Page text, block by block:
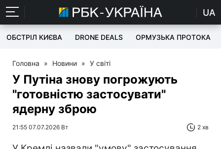
UA
ОБСТРІЛ КИЄВА DRONE DEALS ОРМУЗЬКА ПРОТОКА
Головна » Новини » У світі
У Путіна знову погрожують
"готовністю застосувати"
ядерну зброю
21:55 07.07.2026 Вт 2 хв